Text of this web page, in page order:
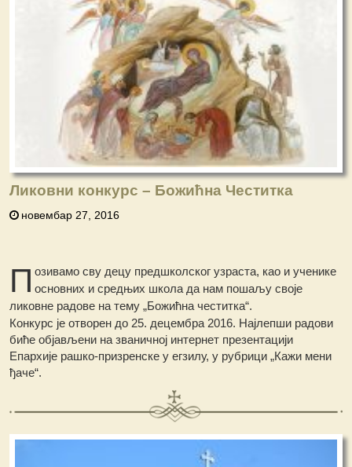
Ликовни конкурс – Божићна Честитка
новембар 27, 2016
П озивамо сву децу предшколског узраста, као и ученике
основних и средњих школа да нам пошаљу своје
ликовне радове на тему „Божићна честитка“.
Конкурс је отворен до 25. децембра 2016. Најлепши радови
биће објављени на званичној интернет презентацији
Епархије рашко-призренске у егзилу, у рубрици „Кажи мени
ђаче“.